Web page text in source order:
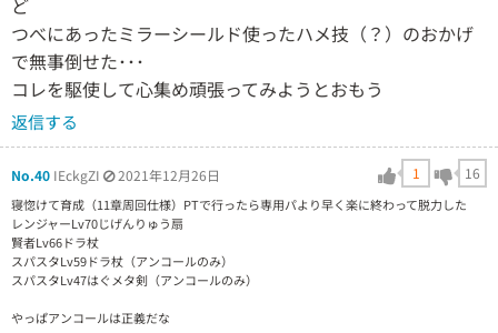
ど
つべにあったミラーシールド使ったハメ技（？）のおかげ
で無事倒せた･･･
コレを駆使して心集め頑張ってみようとおもう
返信する
No.40 IEckgZI 2021年12月26日 1 16
寝惚けて育成（11章周回仕様）PTで行ったら専用パより早く楽に終わって脱力した
レンジャーLv70じげんりゅう扇
賢者Lv66ドラ杖
スパスタLv59ドラ杖（アンコールのみ）
スパスタLv47はぐメタ剣（アンコールのみ）
やっぱアンコールは正義だな